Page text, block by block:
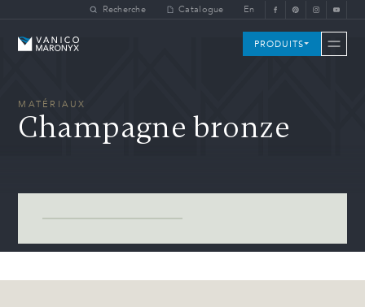
Skip to main contentRecherche Catalogue En
Vanico-Maronyx PRODUITS
MATÉRIAUX
Champagne bronze